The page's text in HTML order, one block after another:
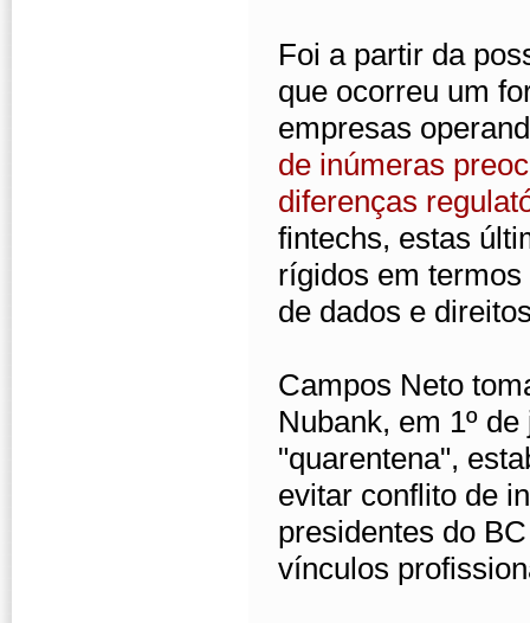
Foi a partir da
que ocorreu um
empresas
de inúmeras
diferenças
fintechs, estas
rígidos em
de dados e
Campos Neto
Nubank, em 1º
"quarentena",
evitar conflito de
presidentes do
vínculos